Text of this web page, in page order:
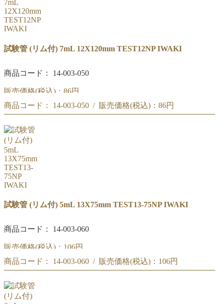
試験管 (リム付) 7mL 12X120mm TEST12NP IWAKI
商品コード： 14-003-050
販売価格(税込)： 86円
IWAKI 試験管 7mL (リム付) 12X120mm TEST12NP
商品コード： 14-003-050 / 販売価格(税込)： 86円
IWAKI 試験管 7mL (リム付) 12X120mm TEST12NP
試験管 (リム付) 5mL 13X75mm TEST13-75NP IWAKI
商品コード： 14-003-060
販売価格(税込)： 106円
IWAKI 試験管 5mL (リム付) 13X75mm TEST13-75NP
商品コード： 14-003-060 / 販売価格(税込)： 106円
IWAKI 試験管 5mL (リム付) 13X75mm TEST13-75NP